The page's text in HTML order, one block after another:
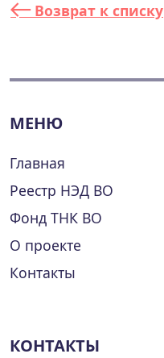
Возврат к списку
МЕНЮ
Главная
Реестр НЭД ВО
Фонд ТНК ВО
О проекте
Контакты
КОНТАКТЫ